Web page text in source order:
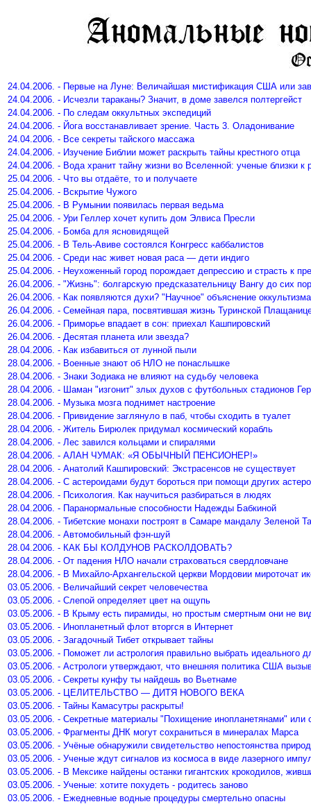
24.04.2006. - Первые на Луне: Величайшая мистификация США или
24.04.2006. - Исчезли тараканы? Значит, в доме завелся полтергейст
24.04.2006. - По следам оккультных экспедиций
24.04.2006. - Йога восстанавливает зрение. Часть 3. Оладонивание
24.04.2006. - Все секреты тайского массажа
24.04.2006. - Изучение Библии может раскрыть тайны крестного отца
24.04.2006. - Вода хранит тайну жизни во Вселенной: ученые близки к
25.04.2006. - Что вы отдаёте, то и получаете
25.04.2006. - Вскрытие Чужого
25.04.2006. - В Румынии появилась первая ведьма
25.04.2006. - Ури Геллер хочет купить дом Элвиса Пресли
25.04.2006. - Бомба для ясновидящей
25.04.2006. - В Тель-Авиве состоялся Конгресс каббалистов
25.04.2006. - Среди нас живет новая раса — дети индиго
25.04.2006. - Неухоженный город порождает депрессию и страсть к
26.04.2006. - "Жизнь": болгарскую предсказательницу Вангу до сих
26.04.2006. - Как появляются духи? "Научное" объяснение оккультизма
26.04.2006. - Семейная пара, посвятившая жизнь Туринской
26.04.2006. - Приморье впадает в сон: приехал Кашпировский
26.04.2006. - Десятая планета или звезда?
28.04.2006. - Как избавиться от лунной пыли
28.04.2006. - Военные знают об НЛО не понаслышке
28.04.2006. - Знаки Зодиака не влияют на судьбу человека
28.04.2006. - Шаман "изгонит" злых духов с футбольных стадионов
28.04.2006. - Музыка мозга поднимет настроение
28.04.2006. - Привидение заглянуло в паб, чтобы сходить в туалет
28.04.2006. - Житель Бирюлек придумал космический корабль
28.04.2006. - Лес завился кольцами и спиралями
28.04.2006. - АЛАН ЧУМАК: «Я ОБЫЧНЫЙ ПЕНСИОНЕР!»
28.04.2006. - Анатолий Кашпировский: Экстрасенсов не существует
28.04.2006. - С астероидами будут бороться при помощи других
28.04.2006. - Психология. Как научиться разбираться в людях
28.04.2006. - Паранормальные способности Надежды Бабкиной
28.04.2006. - Тибетские монахи построят в Самаре мандалу Зеленой
28.04.2006. - Автомобильный фэн-шуй
28.04.2006. - КАК БЫ КОЛДУНОВ РАСКОЛДОВАТЬ?
28.04.2006. - От падения НЛО начали страховаться свердловчане
28.04.2006. - В Михайло-Архангельской церкви Мордовии мироточат
03.05.2006. - Величайший секрет человечества
03.05.2006. - Слепой определяет цвет на ощупь
03.05.2006. - В Крыму есть пирамиды, но простым смертным они не
03.05.2006. - Инопланетный флот вторгся в Интернет
03.05.2006. - Загадочный Тибет открывает тайны
03.05.2006. - Поможет ли астрология правильно выбрать идеального
03.05.2006. - Астрологи утверждают, что внешняя политика США
03.05.2006. - Секреты кунфу ты найдешь во Вьетнаме
03.05.2006. - ЦЕЛИТЕЛЬСТВО — ДИТЯ НОВОГО ВЕКА
03.05.2006. - Тайны Камасутры раскрыты!
03.05.2006. - Секретные материалы "Похищение инопланетянами" или
03.05.2006. - Фрагменты ДНК могут сохраниться в минералах Марса
03.05.2006. - Учёные обнаружили свидетельство непостоянства
03.05.2006. - Ученые ждут сигналов из космоса в виде лазерного
03.05.2006. - В Мексике найдены останки гигантских крокодилов,
03.05.2006. - Ученые: хотите похудеть - родитесь заново
03.05.2006. - Ежедневные водные процедуры смертельно опасны